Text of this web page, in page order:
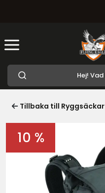
Tillbaka till Ryggsäckar
10 %